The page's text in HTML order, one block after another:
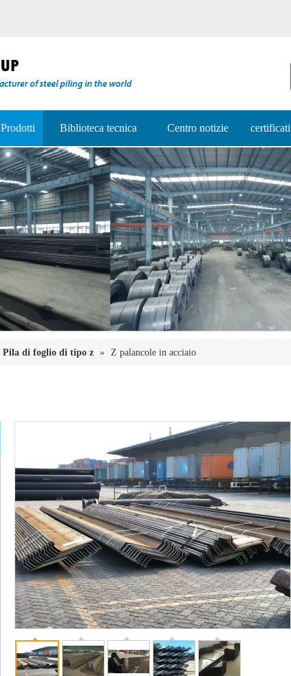
Prodotti Biblioteca tecnica Centro notizie certificati
Pila di foglio di tipo z » Z palancole in acciaio